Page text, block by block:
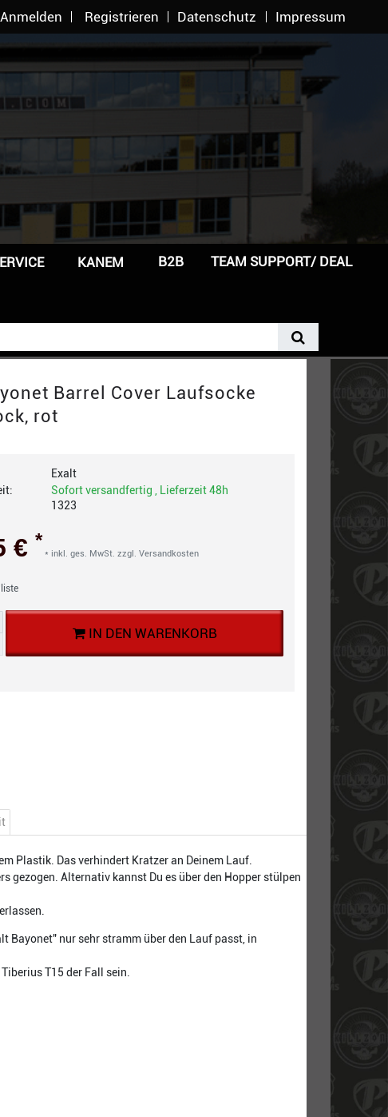
Anmelden Registrieren Datenschutz Impressum
KANEM B2B TEAM SUPPORT/ DEAL
Barrel Cover Laufsocke
rot
Exalt
Sofort versandfertig , Lieferzeit 48h
1323
€ *
* inkl. ges. MwSt. zzgl. Versandkosten
IN DEN WARENKORB
Plastik. Das verhindert Kratzer an Deinem Lauf.
gezogen. Alternativ kannst Du es über den Hopper stülpen
Bayonet" nur sehr stramm über den Lauf passt, in
T15 der Fall sein.